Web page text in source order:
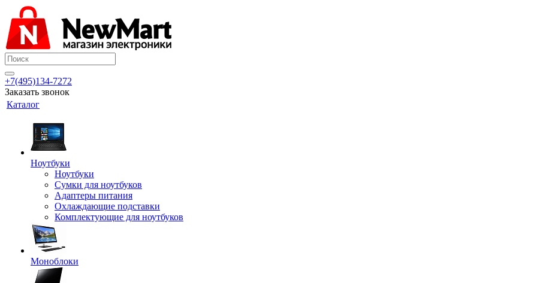
+7(495)134-7272
Заказать звонок
Каталог
Ноутбуки
Ноутбуки
Сумки для ноутбуков
Адаптеры питания
Охлаждающие подставки
Комплектующие для ноутбуков
Моноблоки